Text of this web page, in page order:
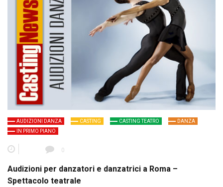
AUDIZIONI DANZA CASTING CASTING TEATRO
DANZA
IN PRIMO PIANO
0
Audizioni per danzatori e danzatrici a Roma –
Spettacolo teatrale